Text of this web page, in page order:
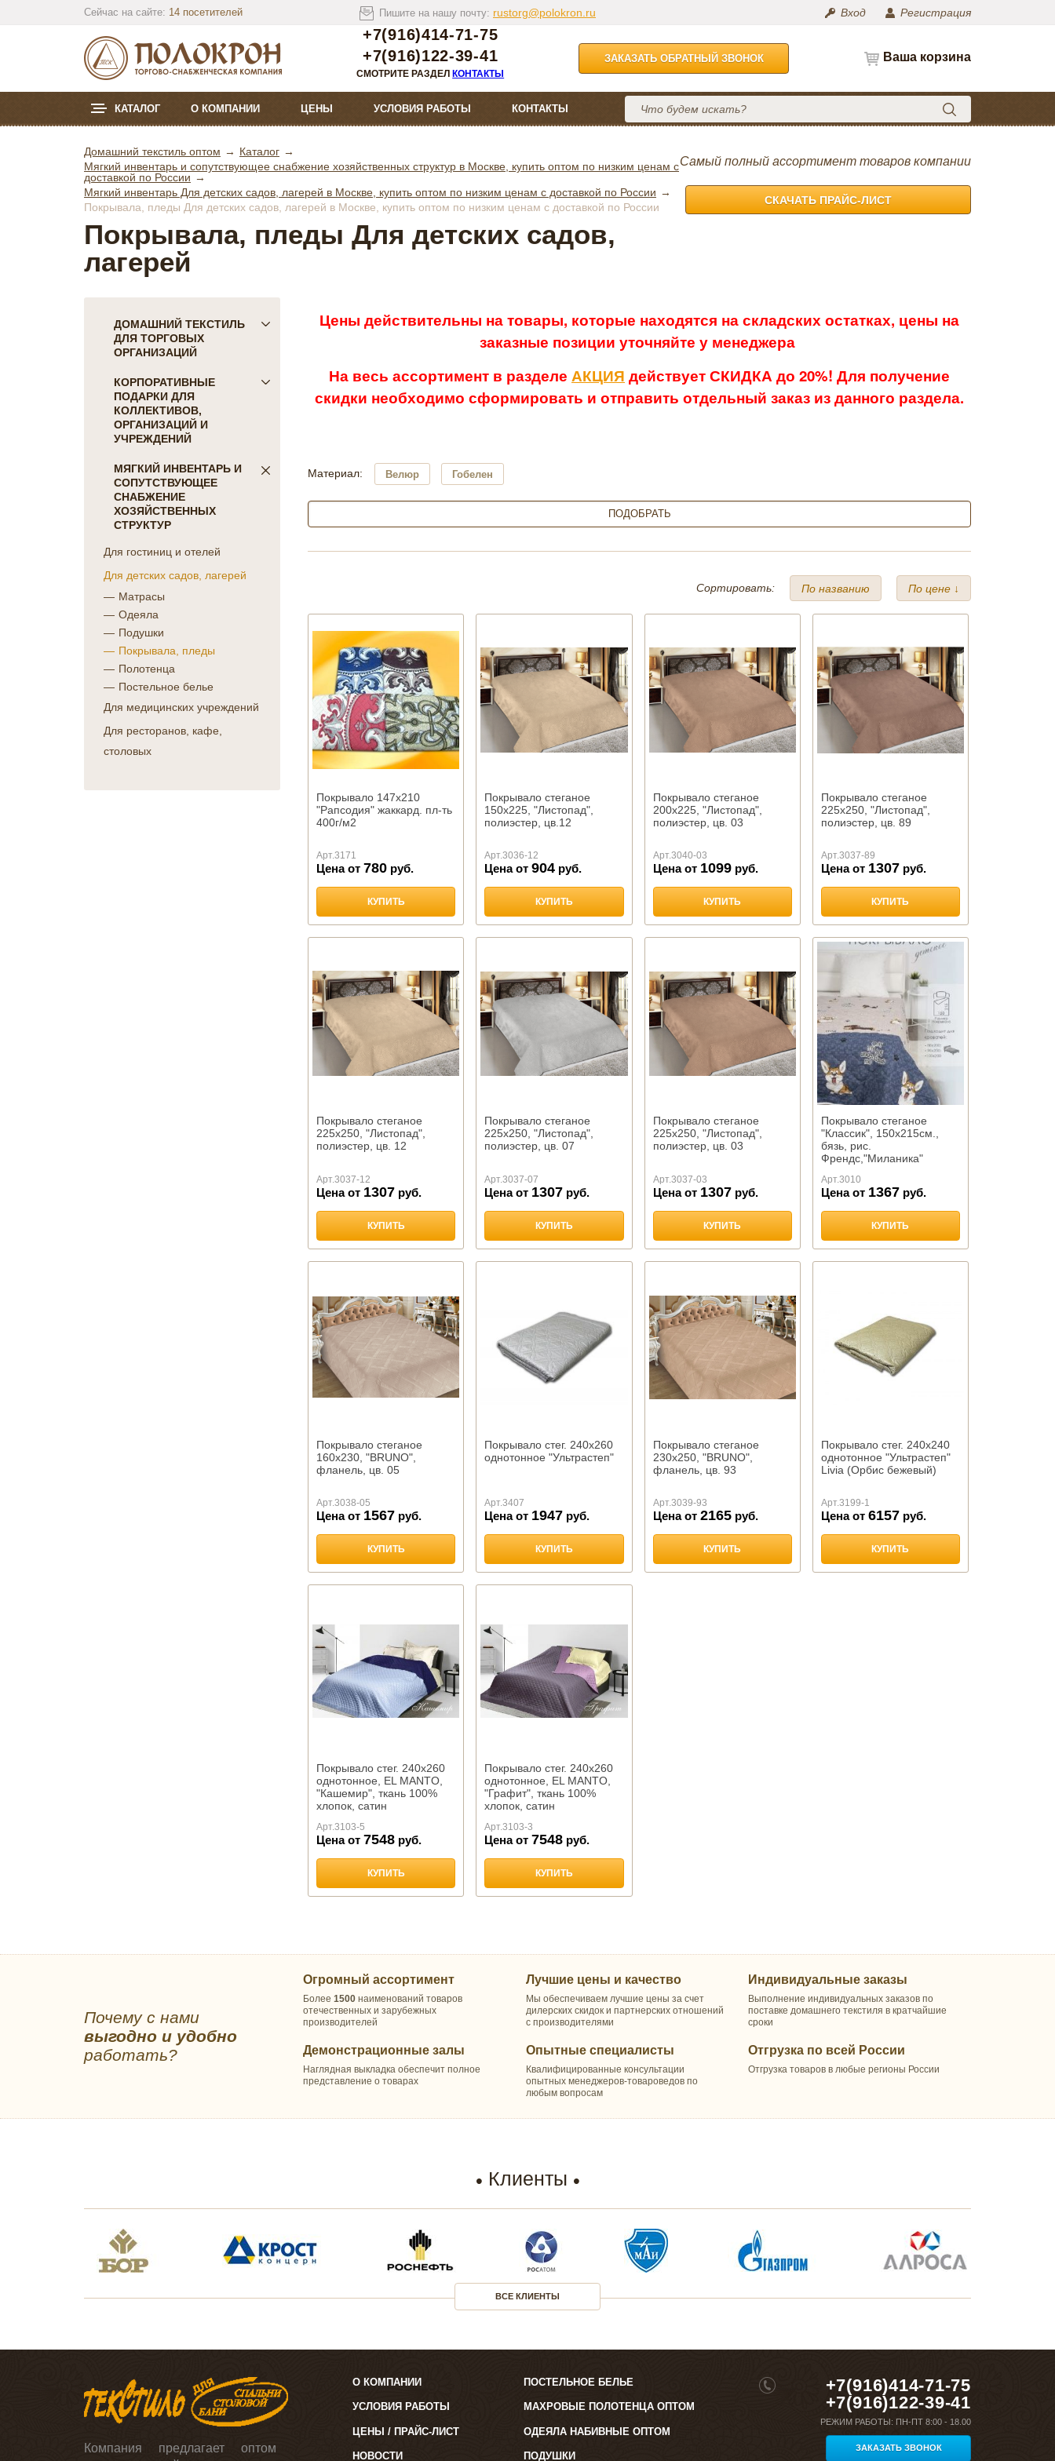
Сейчас на сайте: 14 посетителей Пишите на нашу почту: rustorg@polokron.ru Вход Регистрация
+7(916)414-71-75
+7(916)122-39-41
СМОТРИТЕ РАЗДЕЛКОНТАКТЫ
ЗАКАЗАТЬ ОБРАТНЫЙ ЗВОНОК Ваша корзина
КАТАЛОГ О КОМПАНИИ ЦЕНЫ УСЛОВИЯ РАБОТЫ КОНТАКТЫ
Домашний текстиль оптом
Каталог
Мягкий инвентарь и сопутствующее снабжение хозяйственных структур в Москве, купить оптом по низким ценам с
доставкой по России
Мягкий инвентарь Для детских садов, лагерей в Москве, купить оптом по низким ценам с доставкой по России
Покрывала, пледы Для детских садов, лагерей в Москве, купить оптом по низким ценам с доставкой по России
Покрывала, пледы Для детских садов,
лагерей
Самый полный ассортимент товаров компании
СКАЧАТЬ ПРАЙС-ЛИСТ
ДОМАШНИЙ ТЕКСТИЛЬ
ДЛЯ ТОРГОВЫХ
ОРГАНИЗАЦИЙ
ПОСТЕЛЬНОЕ БЕЛЬЕ
Детское
КПБ Голд Текс
коллекция Сатин-жаккард
коллекция Сатин "COLORS
OF LIFE"
коллекция Батист
"CAMBRAI"
коллекция Поплин
коллекция Сатин-жаккард
набивной
Отдельные предметы Голд
Текс
КПБ Фланель
Махровые простыни
Отдельные предметы
постельного белья
Хлопковые
Вязанные
Микрофибра
Эконом-класса
Стеганые
Махровые
РВ
ППУ
НАМАТРАСНИКИ
Алое Вера
КОРПОРАТИВНЫЕ
ПОДАРКИ ДЛЯ
КОЛЛЕКТИВОВ,
ОРГАНИЗАЦИЙ И
УЧРЕЖДЕНИЙ
ПОДАРКИ ДЛЯ КОГО:
Женщинам
Коллегам
Мужчинам
Руководителю
ПОДАРКИ НА ПРАЗДНИК
23 февраля
8 марта
День Победы
Новый Год
ПОДАРКИ НА
ПРАЗДНИК
Военным и спецслужбам
День авиации
День космонавтики
МЯГКИЙ ИНВЕНТАРЬ И
СОПУТСТВУЮЩЕЕ
СНАБЖЕНИЕ
ХОЗЯЙСТВЕННЫХ
СТРУКТУР
Для гостиниц и отелей
Для детских садов, лагерей
Матрасы
Одеяла
Подушки
Покрывала, пледы
Полотенца
Постельное белье
Для медицинских учреждений
Для ресторанов, кафе,
столовых
Цены действительны на товары, которые находятся на складских остатках, цены на
заказные позиции уточняйте у менеджера
На весь ассортимент в разделе АКЦИЯ действует СКИДКА до 20%! Для получение
скидки необходимо сформировать и отправить отдельный заказ из данного раздела.
Материал: Велюр Гобелен
Сортировать: По названию По цене ↓
Покрывало 147х210
"Рапсодия" жаккард. пл-ть
400г/м2
Арт.3171
Цена от 780 руб.
КУПИТЬ
Покрывало стеганое
150х225, "Листопад",
полиэстер, цв.12
Арт.3036-12
Цена от904 руб.
КУПИТЬ
Покрывало стеганое
200х225, "Листопад",
полиэстер, цв. 03
Арт.3040-03
Цена от 1099руб.
КУПИТЬ
Покрывало стеганое
225х250, "Листопад",
полиэстер, цв. 89
Арт.3037-89
Цена от 1307руб.
КУПИТЬ
Покрывало стеганое
225х250, "Листопад",
полиэстер, цв. 12
Арт.3037-12
Цена от 1307 руб.
КУПИТЬ
Покрывало стеганое
225х250, "Листопад",
полиэстер, цв. 07
Арт.3037-07
Цена от 1307 руб.
КУПИТЬ
Покрывало стеганое
225х250, "Листопад",
полиэстер, цв. 03
Арт.3037-03
Цена от 1307руб.
КУПИТЬ
Покрывало стеганое
"Классик", 150х215см.,
бязь, рис.
Френдс,"Миланика"
Арт.3010
Цена от 1367руб.
КУПИТЬ
Покрывало стеганое
160х230, "BRUNO",
фланель, цв. 05
Арт.3038-05
Цена от 1567 руб.
КУПИТЬ
Покрывало стег. 240х260
однотонное "Ультрастеп"
Арт.3407
Цена от 1947 руб.
КУПИТЬ
Покрывало стеганое
230х250, "BRUNO",
фланель, цв. 93
Арт.3039-93
Цена от 2165руб.
КУПИТЬ
Покрывало стег. 240х240
однотонное "Ультрастеп"
Livia (Орбис бежевый)
Арт.3199-1
Цена от 6157руб.
КУПИТЬ
Покрывало стег. 240х260
однотонное, EL MANTO,
"Кашемир", ткань 100%
хлопок, сатин
Арт.3103-5
Цена от 7548 руб.
КУПИТЬ
Покрывало стег. 240х260
однотонное, EL MANTO,
"Графит", ткань 100%
хлопок, сатин
Арт.3103-3
Цена от7548 руб.
КУПИТЬ
Почему с нами
выгодно и удобно
работать?
Огромный ассортимент
Более1500 наименований товаров
отечественных и зарубежных
производителей
Демонстрационные залы
Наглядная выкладка обеспечит полное
представление о товарах
Лучшие цены и качество
Мы обеспечиваем лучшие цены за счет
дилерских скидок и партнерских отношений
с производителями
Опытные специалисты
Квалифицированные консультации
опытных менеджеров-товароведов по
любым вопросам
Индивидуальные заказы
Выполнение индивидуальных заказов по
поставке домашнего текстиля в кратчайшие
сроки
Отгрузка по всей России
Отгрузка товаров в любые регионы России
Клиенты
ВСЕ КЛИЕНТЫ
Компания предлагает оптом
О КОМПАНИИ
УСЛОВИЯ РАБОТЫ
ЦЕНЫ / ПРАЙС-ЛИСТ
НОВОСТИ
ПОСТЕЛЬНОЕ БЕЛЬЕ
МАХРОВЫЕ ПОЛОТЕНЦА ОПТОМ
ОДЕЯЛА НАБИВНЫЕ ОПТОМ
ПОДУШКИ
+7(916)414-71-75
+7(916)122-39-41
РЕЖИМ РАБОТЫ: ПН-ПТ 8:00 - 18.00
ЗАКАЗАТЬ ЗВОНОК